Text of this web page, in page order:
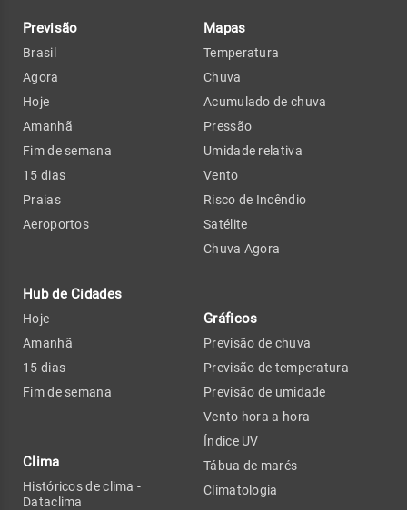
Previsão
Brasil
Agora
Hoje
Amanhã
Fim de semana
15 dias
Praias
Aeroportos
Hub de Cidades
Hoje
Amanhã
15 dias
Fim de semana
Clima
Históricos de clima -
Dataclima
Mapas
Temperatura
Chuva
Acumulado de chuva
Pressão
Umidade relativa
Vento
Risco de Incêndio
Satélite
Chuva Agora
Gráficos
Previsão de chuva
Previsão de temperatura
Previsão de umidade
Vento hora a hora
Índice UV
Tábua de marés
Climatologia